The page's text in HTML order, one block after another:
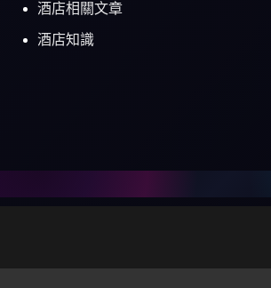
酒店相關文章
酒店知識